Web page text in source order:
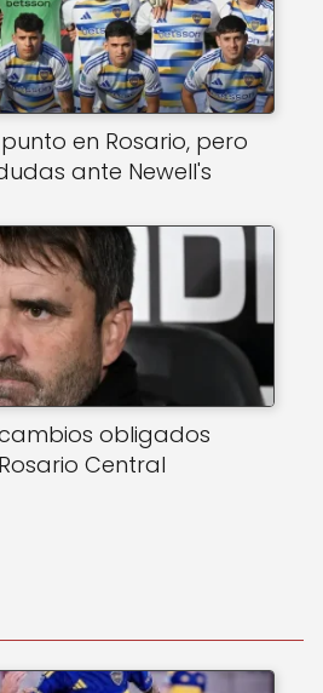
en Rosario, pero
ante Newell's
obligados
Central